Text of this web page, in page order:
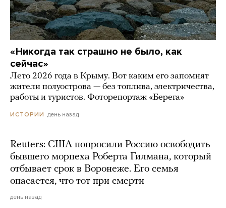
«Никогда так страшно не было, как
сейчас»
Лето 2026 года в Крыму. Вот каким его запомнят
жители полуострова — без топлива, электричества,
работы и туристов. Фоторепортаж «Берега»
ИСТОРИИ день назад
Reuters: США попросили Россию освободить
бывшего морпеха Роберта Гилмана, который
отбывает срок в Воронеже. Его семья
опасается, что тот при смерти
день назад